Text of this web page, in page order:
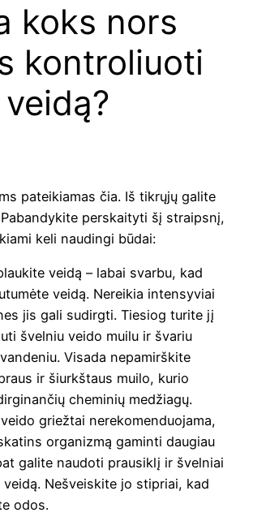
koks nors
kontroliuoti
pateikiamas čia. Iš tikrųjų galite
perskaityti šį straipsnį,
keli naudingi būdai:
veidą – labai svarbu, kad
veidą. Nereikia intensyviai
jis gali sudirgti. Tiesiog turite jį
švelniu veido muilu ir švariu
Visada nepamirškite
ir šiurkštaus muilo, kurio
cheminių medžiagų.
griežtai nerekomenduojama,
organizmą gaminti daugiau
galite naudoti prausiklį ir švelniai
Nešveiskite jo stipriai, kad
odos.